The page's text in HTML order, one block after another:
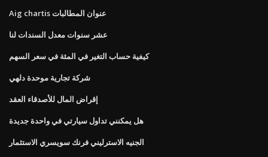
Aig chartis عنوان المطالبات
عشر سنوات معدل السندات لنا
كيفية حساب التغير في المئة في سعر السهم
شركة تجارية موحدة دلهي
إقراض المال للأصدقاء العقد
هل يمكنني تداول سيارتي في واحدة جديدة
الجنيه الاسترليني فرنك سويسري الاستثمار